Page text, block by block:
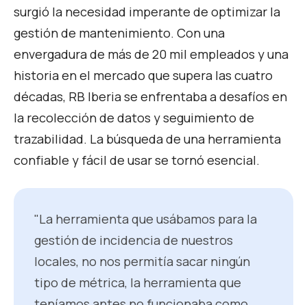
surgió la necesidad imperante de optimizar la
gestión de mantenimiento. Con una
envergadura de más de 20 mil empleados y una
historia en el mercado que supera las cuatro
décadas, RB Iberia se enfrentaba a desafíos en
la recolección de datos y seguimiento de
trazabilidad. La búsqueda de una herramienta
confiable y fácil de usar se tornó esencial.
"La herramienta que usábamos para la
gestión de incidencia de nuestros
locales, no nos permitía sacar ningún
tipo de métrica, la herramienta que